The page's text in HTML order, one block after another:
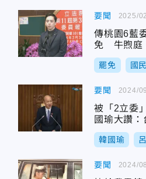
要聞
傳桃園6藍
免 牛煦庭
罷免 國
2025/
要聞
被「2立委
國瑜大讚
韓國瑜
2024/
要聞 2024/